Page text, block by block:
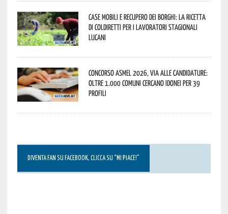
Case mobili e recupero dei borghi: la ricetta
di Coldiretti per i lavoratori stagionali
lucani
Concorso Asmel 2026, via alle candidature:
oltre 1.000 Comuni cercano idonei per 39
profili
DIVENTA FAN SU FACEBOOK, CLICCA SU “MI PIACE!”